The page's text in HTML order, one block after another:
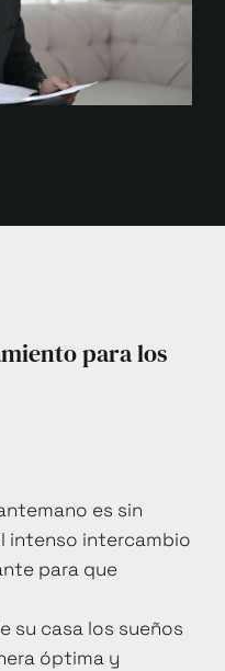
para los
es sin
intenso intercambio
para que
su casa los sueños
óptima y